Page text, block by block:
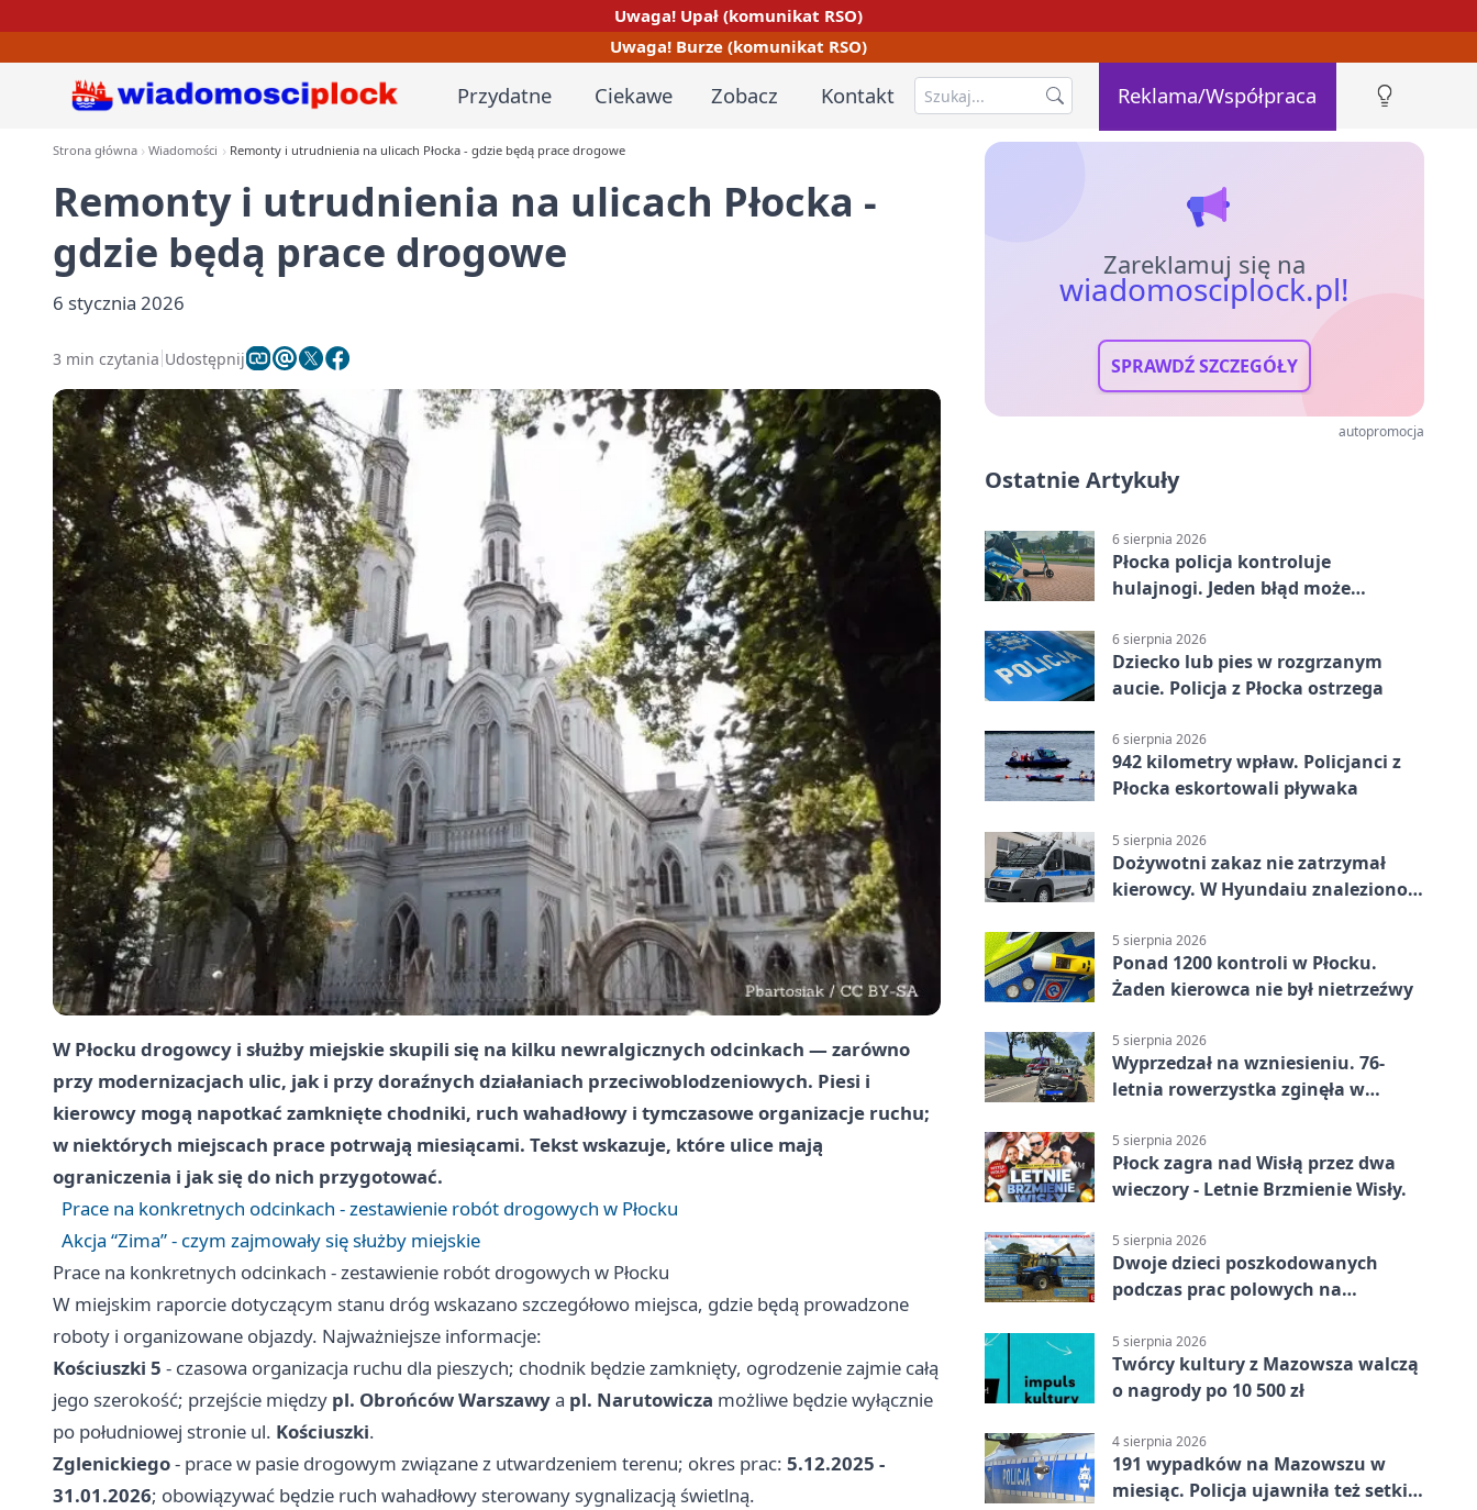
Uwaga! Upał (komunikat RSO)
Uwaga! Burze (komunikat RSO)
Przydatne Ciekawe Zobacz Kontakt Reklama/Współpraca
Strona główna Wiadomości Remonty i utrudnienia na ulicach Płocka - gdzie będą prace drogowe
Remonty i utrudnienia na ulicach Płocka -
gdzie będą prace drogowe
6 stycznia 2026
3 min czytania Udostępnij
W Płocku drogowcy i służby miejskie skupili się na kilku newralgicznych odcinkach — zarówno
przy modernizacjach ulic, jak i przy doraźnych działaniach przeciwoblodzeniowych. Piesi i
kierowcy mogą napotkać zamknięte chodniki, ruch wahadłowy i tymczasowe organizacje ruchu;
w niektórych miejscach prace potrwają miesiącami. Tekst wskazuje, które ulice mają
ograniczenia i jak się do nich przygotować.
Prace na konkretnych odcinkach - zestawienie robót drogowych w Płocku
Akcja “Zima” - czym zajmowały się służby miejskie
Prace na konkretnych odcinkach - zestawienie robót drogowych w Płocku
W miejskim raporcie dotyczącym stanu dróg wskazano szczegółowo miejsca, gdzie będą prowadzone
roboty i organizowane objazdy. Najważniejsze informacje:
Kościuszki 5 - czasowa organizacja ruchu dla pieszych; chodnik będzie zamknięty, ogrodzenie zajmie całą
jego szerokość; przejście między pl. Obrońców Warszawya pl. Narutowicza możliwe będzie wyłącznie
po południowej stronie ul. Kościuszki.
Zglenickiego- prace w pasie drogowym związane z utwardzeniem terenu; okres prac: 5.12.2025 -
31.01.2026; obowiązywać będzie ruch wahadłowy sterowany sygnalizacją świetlną.
Zareklamuj się na
wiadomosciplock.pl!
SPRAWDŹ SZCZEGÓŁY
autopromocja
Ostatnie Artykuły
6 sierpnia 2026
Płocka policja kontroluje
hulajnogi. Jeden błąd może
6 sierpnia 2026
Dziecko lub pies w rozgrzanym
aucie. Policja z Płocka ostrzega
6 sierpnia 2026
942 kilometry wpław. Policjanci z
Płocka eskortowali pływaka
5 sierpnia 2026
Dożywotni zakaz nie zatrzymał
kierowcy. W Hyundaiu znaleziono
5 sierpnia 2026
Ponad 1200 kontroli w Płocku.
Żaden kierowca nie był nietrzeźwy
5 sierpnia 2026
Wyprzedzał na wzniesieniu. 76-
letnia rowerzystka zginęła w
5 sierpnia 2026
Płock zagra nad Wisłą przez dwa
wieczory - Letnie Brzmienie Wisły.
5 sierpnia 2026
Dwoje dzieci poszkodowanych
podczas prac polowych na
5 sierpnia 2026
Twórcy kultury z Mazowsza walczą
o nagrody po 10 500 zł
4 sierpnia 2026
191 wypadków na Mazowszu w
miesiąc. Policja ujawniła też setki